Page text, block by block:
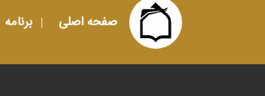
صفحه اصلی برنامه